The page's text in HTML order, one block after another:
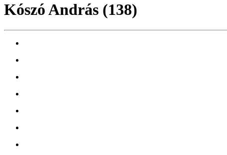
Kószó András (138)